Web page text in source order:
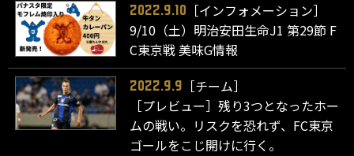
2022.9.10
［インフォメーション］
9/10（土）明治安田生命J1 第29節 F
C東京戦 美味G情報
2022.9.9
［チーム］
［プレビュー］残り3つとなったホー
ムの戦い。リスクを恐れず、FC東京
ゴールをこじ開けに行く。